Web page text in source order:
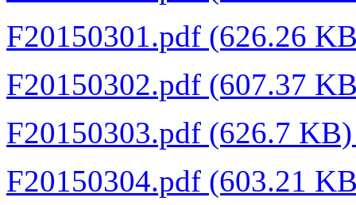
F20150301.pdf (626.26
F20150302.pdf (607.37
F20150303.pdf (626.7
F20150304.pdf (603.21